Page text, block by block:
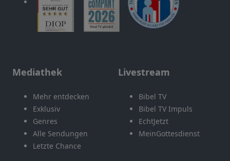
Mediathek
Mehr entdecken
Exklusiv
Genres
Alle Sendungen
Letzte Chance
Livestream
Bibel TV
Bibel TV Impuls
EchtJetzt
MeinGottesdienst